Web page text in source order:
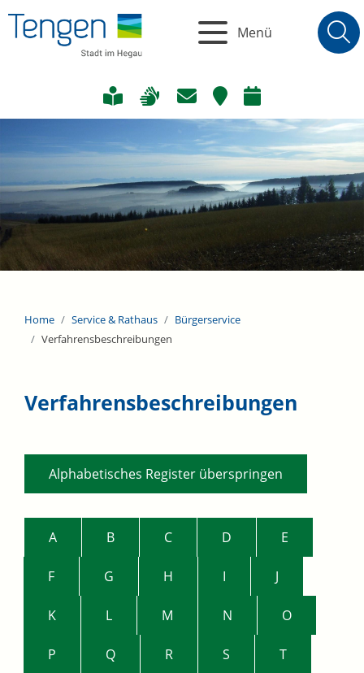
Menü
Home Service & Rathaus
Bürgerservice
Verfahrensbeschreibungen
Verfahrensbeschreibungen
Alphabetisches Register überspringen
A B C D E
F G H I J
K L M N O
P Q R S T